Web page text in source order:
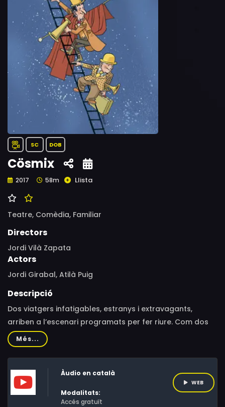
SC DOB
Cösmix
2017 58m Llista
Teatre, Comèdia, Familiar
Directors
Jordi Vilà Zapata
Actors
Jordi Girabal, Atilà Puig
Descripció
Dos viatgers infatigables, estranys i extravagants,
arriben a l’escenari programats per fer riure. Com dos
homes orquestra, despleguen les seves millors
habilitats: Fan música impossible, fan teatre
“reciclàssic”, fan l’animal i fins i tot, ens avancen el futur
en viu i en directe! Cösmix, dos còmics de dimensions
còsmiques i un mix de bogeria! Esteu preparats? Doncs
ja els tenim aquí!
Més...
Àudio en català
Modalitats:
Accés gratuït
WEB